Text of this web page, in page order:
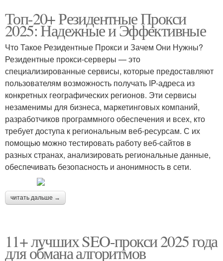
Топ-20+ Резидентные Прокси
2025: Надежные и Эффективные
Что Такое Резидентные Прокси и Зачем Они Нужны?
Резидентные прокси-серверы — это
специализированные сервисы, которые предоставляют
пользователям возможность получать IP-адреса из
конкретных географических регионов. Эти сервисы
незаменимы для бизнеса, маркетинговых компаний,
разработчиков программного обеспечения и всех, кто
требует доступа к региональным веб-ресурсам. С их
помощью можно тестировать работу веб-сайтов в
разных странах, анализировать региональные данные,
обеспечивать безопасность и анонимность в сети.
читать дальше →
11+ лучших SEO-прокси 2025 года
для обмана алгоритмов